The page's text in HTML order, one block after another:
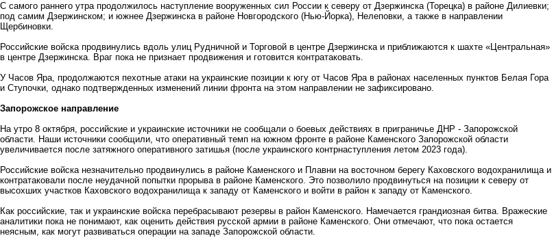
С самого раннего утра продолжилось наступление вооруженных сил России к северу от Дзержинска (Торецка) в районе Дилиевки;
под самим Дзержинском; и южнее Дзержинска в районе Новгородского (Нью-Йорка), Нелеповки, а также в направлении
Щербиновки.
Российские войска продвинулись вдоль улиц Рудничной и Торговой в центре Дзержинска и приближаются к шахте «Центральная»
в центре Дзержинска. Враг пока не признает продвижения и готовится контратаковать.
У Часов Яра, продолжаются пехотные атаки на украинские позиции к югу от Часов Яра в районах населенных пунктов Белая Гора
и Ступочки, однако подтвержденных изменений линии фронта на этом направлении не зафиксировано.
Запорожское направление
На утро 8 октября, российские и украинские источники не сообщали о боевых действиях в приграничье ДНР - Запорожской
области. Наши источники сообщили, что оперативный темп на южном фронте в районе Каменского Запорожской области
увеличивается после затяжного оперативного затишья (после украинского контрнаступления летом 2023 года).
Российские войска незначительно продвинулись в районе Каменского и Плавни на восточном берегу Каховского водохранилища и
контратаковали после неудачной попытки прорыва в районе Каменского. Это позволило продвинуться на позиции к северу от
высохших участков Каховского водохранилища к западу от Каменского и войти в район к западу от Каменского.
Как российские, так и украинские войска перебрасывают резервы в район Каменского. Намечается грандиозная битва. Вражеские
аналитики пока не понимают, как оценить действия русской армии в районе Каменского. Они отмечают, что пока остается
неясным, как могут развиваться операции на западе Запорожской области.